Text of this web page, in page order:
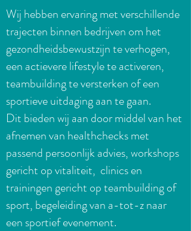
Wij hebben ervaring met verschillende
trajecten binnen bedrijven om het
gezondheidsbewustzijn te verhogen,
een actievere lifestyle te activeren,
teambuilding te versterken of een
sportieve uitdaging aan te gaan.
Dit bieden wij aan door middel van het
afnemen van healthchecks met
passend persoonlijk advies, workshops
gericht op vitaliteit, clinics en
trainingen gericht op teambuilding of
sport, begeleiding van a-tot-z naar
een sportief evenement.